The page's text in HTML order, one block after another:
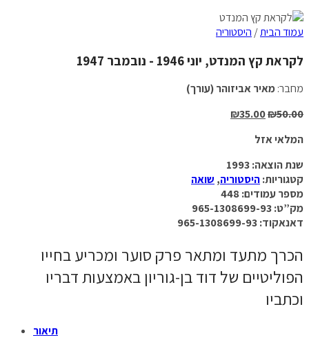
עמוד הבית/ היסטוריה
לקראת קץ המנדט, יוני 1946 - נובמבר 1947
מחבר:מאיר אביזוהר (עורך)
₪50.00
₪35.00
המלאי אזל
שנת הוצאה: 1993
קטגוריות:היסטוריה, שואה
מספר עמודים: 448
מק”ט: 965-1308699-93
דאנאקוד: 965-1308699-93
הכרך מתעד ומתאר פרק סוער ומכריע בחייו
הפוליטיים של דוד בן-גוריון באמצעות דבריו
וכתביו
תיאור